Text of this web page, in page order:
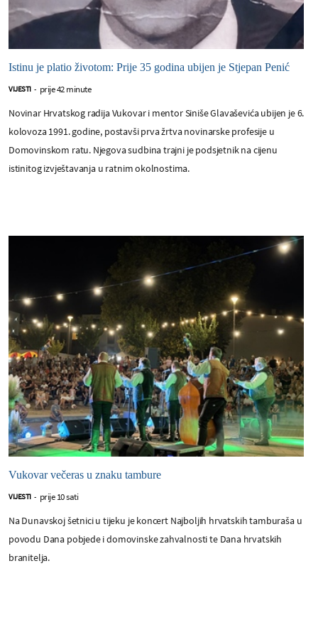
Istinu je platio životom: Prije 35 godina ubijen je Stjepan Penić
VIJESTI - prije 42 minute
Novinar Hrvatskog radija Vukovar i mentor Siniše Glavaševića ubijen je 6.
kolovoza 1991. godine, postavši prva žrtva novinarske profesije u
Domovinskom ratu. Njegova sudbina trajni je podsjetnik na cijenu
istinitog izvještavanja u ratnim okolnostima.
Vukovar večeras u znaku tambure
VIJESTI - prije 10 sati
Na Dunavskoj šetnici u tijeku je koncert Najboljih hrvatskih tamburaša u
povodu Dana pobjede i domovinske zahvalnosti te Dana hrvatskih
branitelja.